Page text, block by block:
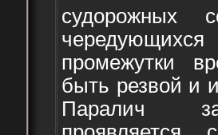
судорожных
промежутки
быть резвой и
Паралич